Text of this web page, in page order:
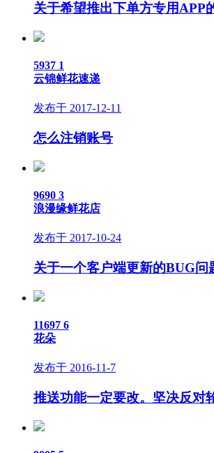
关于希望推出下单方专用APP
5937 1
云锦鲜花速递
发布于 2017-12-11
怎么注销账号
9690 3
浪漫缘鲜花店
发布于 2017-10-24
关于一个客户端更新的BUG问
11697 6
花朵
发布于 2016-11-7
推送功能一定要改。坚决反对